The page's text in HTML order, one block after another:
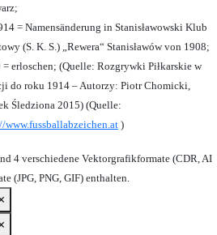
= Namensänderung in Stanisławowski Klub
(S. K. S.) „Rewera“ Stanisławów von 1908;
= erloschen; (Quelle: Rozgrywki Piłkarskie w
do roku 1914 – Autorzy: Piotr Chomicki,
Śledziona 2015) (Quelle:
www.fussballabzeichen.at )
4 verschiedene Vektorgrafikformate (CDR, AI
(JPG, PNG, GIF) enthalten.